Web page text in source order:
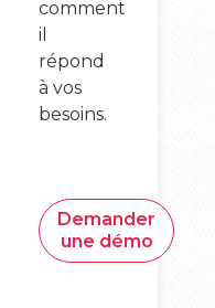
comment
il
répond
à vos
besoins.
Demander
une démo